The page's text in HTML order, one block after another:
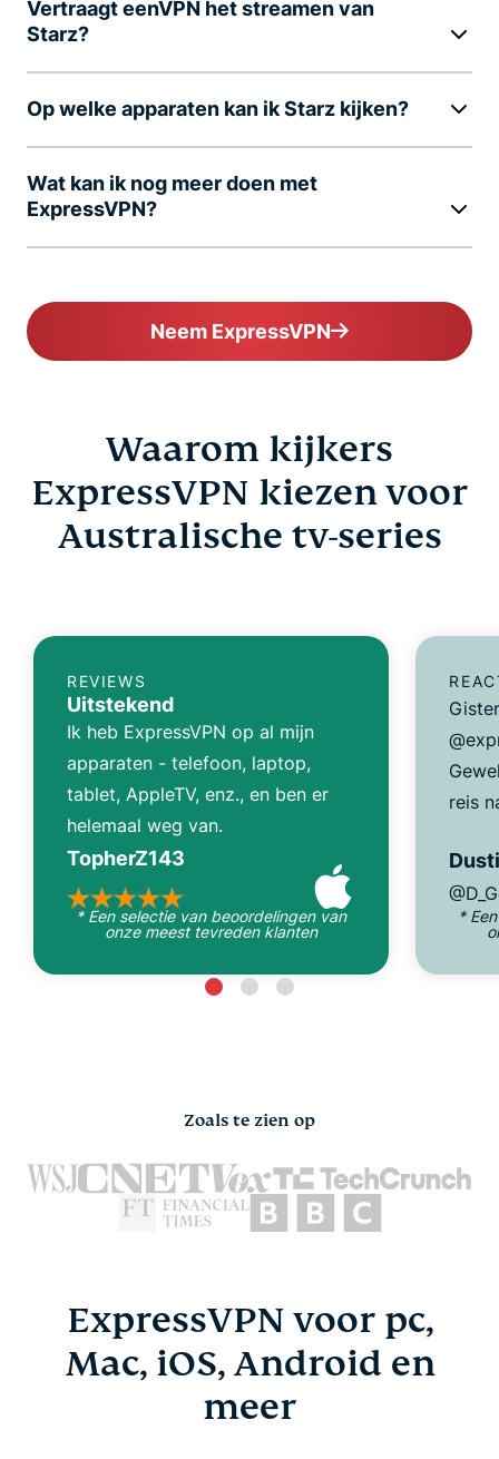
Vertraagt eenVPN het streamen van
Starz?
Op welke apparaten kan ik Starz kijken?
Wat kan ik nog meer doen met
ExpressVPN?
Neem ExpressVPN
Waarom kijkers
ExpressVPN kiezen voor
Australische tv-series
REVIEWS
Uitstekend
Ik heb ExpressVPN op al mijn
apparaten - telefoon, laptop,
tablet, AppleTV, enz., en ben er
helemaal weg van.
TopherZ143
* Een selectie van beoordelingen van
onze meest tevreden klanten
reis
*
Zoals te zien op
ExpressVPN voor pc,
Mac, iOS, Android en
meer